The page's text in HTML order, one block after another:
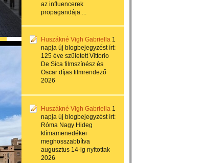
az influencerek
propagandája ...
Huszákné Vigh Gabriella 1
napja új blogbejegyzést írt:
125 éve született Vittorio
De Sica filmszínész és
Oscar díjas filmrendező
2026
Huszákné Vigh Gabriella 1
napja új blogbejegyzést írt:
Róma Nagy Hideg
klímamenedékei
meghosszabbítva
augusztus 14-ig nyitottak
2026